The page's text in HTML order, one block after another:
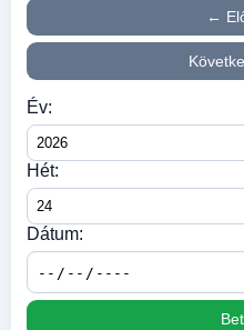
←
Év:
Hét:
Dátum: